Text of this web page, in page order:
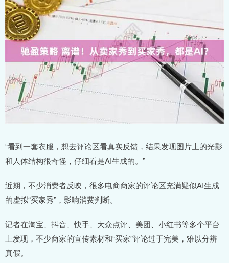
“看到一套衣服，想去评论区看真实反馈，结果发现图片上的光影
和人体结构很奇怪，仔细看是AI生成的。”
近期，不少消费者反映，很多电商商家的评论区充满疑似AI生成
的虚拟“买家秀”，影响消费判断。
记者在淘宝、抖音、快手、大众点评、美团、小红书等多个平台
上发现，不少商家的宣传素材和“买家”评论过于完美，难以分辨
真假。